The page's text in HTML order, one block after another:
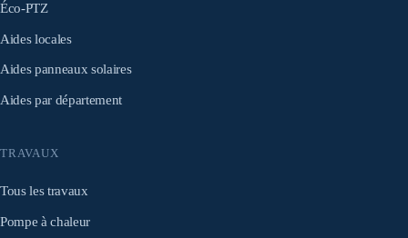
Éco-PTZ
Aides locales
Aides panneaux solaires
Aides par département
TRAVAUX
Tous les travaux
Pompe à chaleur